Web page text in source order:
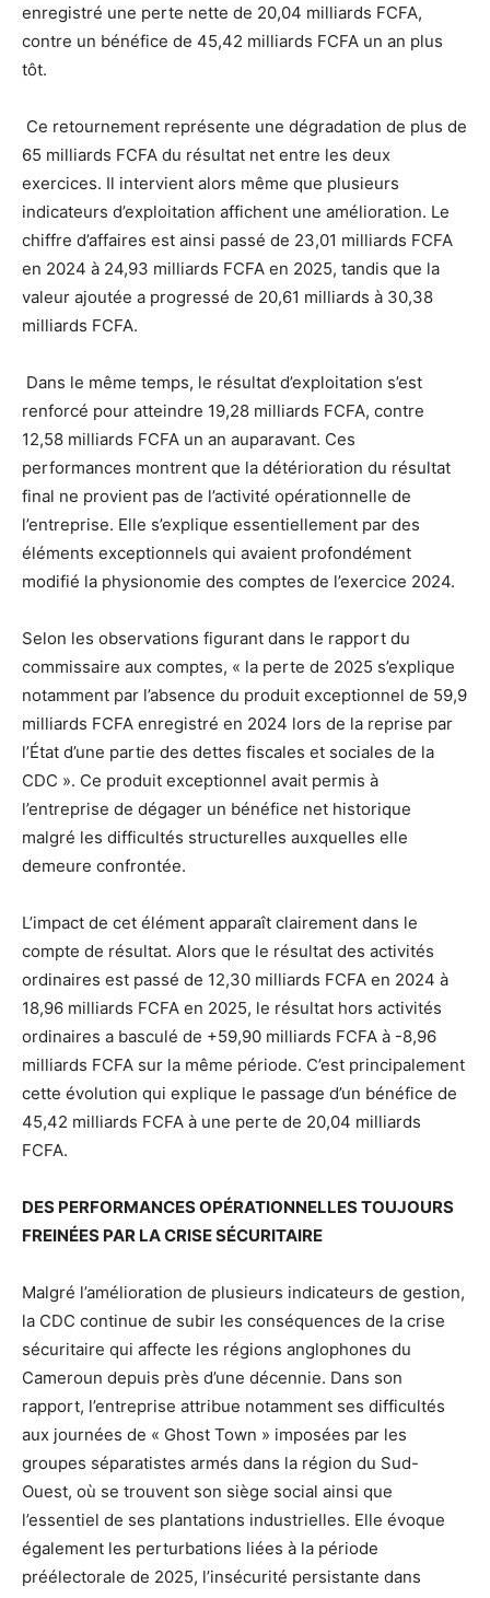
enregistré une perte nette de 20,04 milliards FCFA,
contre un bénéfice de 45,42 milliards FCFA un an plus
tôt.
Ce retournement représente une dégradation de plus de
65 milliards FCFA du résultat net entre les deux
exercices. Il intervient alors même que plusieurs
indicateurs d’exploitation affichent une amélioration. Le
chiffre d’affaires est ainsi passé de 23,01 milliards FCFA
en 2024 à 24,93 milliards FCFA en 2025, tandis que la
valeur ajoutée a progressé de 20,61 milliards à 30,38
milliards FCFA.
Dans le même temps, le résultat d’exploitation s’est
renforcé pour atteindre 19,28 milliards FCFA, contre
12,58 milliards FCFA un an auparavant. Ces
performances montrent que la détérioration du résultat
final ne provient pas de l’activité opérationnelle de
l’entreprise. Elle s’explique essentiellement par des
éléments exceptionnels qui avaient profondément
modifié la physionomie des comptes de l’exercice 2024.
Selon les observations figurant dans le rapport du
commissaire aux comptes, « la perte de 2025 s’explique
notamment par l’absence du produit exceptionnel de 59,9
milliards FCFA enregistré en 2024 lors de la reprise par
l’État d’une partie des dettes fiscales et sociales de la
CDC ». Ce produit exceptionnel avait permis à
l’entreprise de dégager un bénéfice net historique
malgré les difficultés structurelles auxquelles elle
demeure confrontée.
L’impact de cet élément apparaît clairement dans le
compte de résultat. Alors que le résultat des activités
ordinaires est passé de 12,30 milliards FCFA en 2024 à
18,96 milliards FCFA en 2025, le résultat hors activités
ordinaires a basculé de +59,90 milliards FCFA à -8,96
milliards FCFA sur la même période. C’est principalement
cette évolution qui explique le passage d’un bénéfice de
45,42 milliards FCFA à une perte de 20,04 milliards
FCFA.
DES PERFORMANCES OPÉRATIONNELLES TOUJOURS
FREINÉES PAR LA CRISE SÉCURITAIRE
Malgré l’amélioration de plusieurs indicateurs de gestion,
la CDC continue de subir les conséquences de la crise
sécuritaire qui affecte les régions anglophones du
Cameroun depuis près d’une décennie. Dans son
rapport, l’entreprise attribue notamment ses difficultés
aux journées de « Ghost Town » imposées par les
groupes séparatistes armés dans la région du Sud-
Ouest, où se trouvent son siège social ainsi que
l’essentiel de ses plantations industrielles. Elle évoque
également les perturbations liées à la période
préélectorale de 2025, l’insécurité persistante dans